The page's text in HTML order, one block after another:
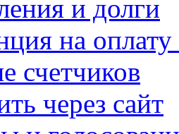
и долги
на
счетчиков
через сайт